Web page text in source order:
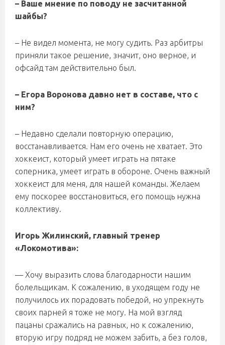
– Ваше мнение по поводу не засчитанной
шайбы?
– Не видел момента, не могу судить. Раз арбитры
приняли такое решение, значит, оно верное, и
офсайд там действительно был.
– Егора Воронова давно нет в составе, что с
ним?
– Недавно сделали повторную операцию,
восстанавливается. Нам его очень не хватает. Это
хоккеист, который умеет играть на пятаке
соперника, умеет играть в обороне. Очень важный
хоккеист для меня, для нашей команды. Желаем
ему поскорее восстановиться, его помощь нужна
коллективу.
Игорь Жилинский, главный тренер
«Локомотива»:
— Хочу выразить слова благодарности нашим
болельщикам. К сожалению, в уходящем году не
получилось их порадовать победой, но упрекнуть
своих парней я тоже не могу. На мой взгляд
пацаны сражались на равных, но к сожалению,
вторую игру подряд не можем забить, а без голов,